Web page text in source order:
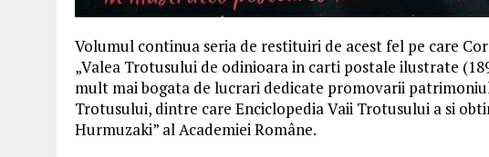
Volumul continua seria de restituiri de acest fel pe care
„Valea Trotusului de odinioara in carti postale ilustrate
mult mai bogata de lucrari dedicate promovarii
Trotusului, dintre care Enciclopedia Vaii Trotusului a si
Hurmuzaki” al Academiei Române.